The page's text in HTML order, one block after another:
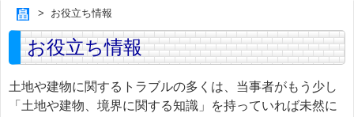
お役立ち情報
お役立ち情報
土地や建物に関するトラブルの多くは、当事者がもう少し
「土地や建物、境界に関する知識」を持っていれば未然に